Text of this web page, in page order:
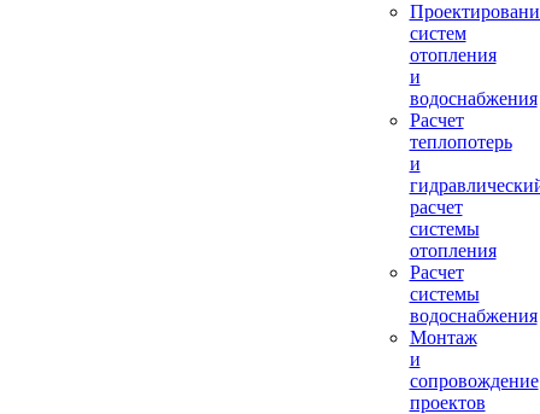
систем
отопления
и
водоснабжения
Расчет
теплопотерь
и
расчет
системы
отопления
Расчет
системы
водоснабжения
Монтаж
и
сопровождение
проектов